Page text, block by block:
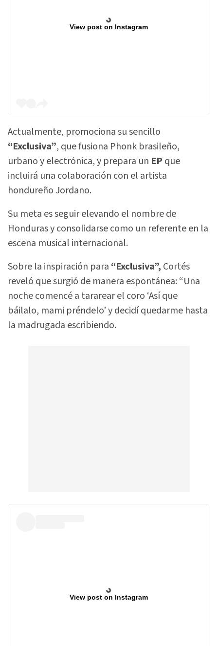
View post on Instagram
Actualmente, promociona su sencillo
“Exclusiva”, que fusiona Phonk brasileño,
urbano y electrónica, y prepara un EP que
incluirá una colaboración con el artista
hondureño Jordano.
Su meta es seguir elevando el nombre de
Honduras y consolidarse como un referente en la
escena musical internacional.
Sobre la inspiración para “Exclusiva”, Cortés
reveló que surgió de manera espontánea: “Una
noche comencé a tararear el coro ‘Así que
báilalo, mami préndelo’ y decidí quedarme hasta
la madrugada escribiendo.
View post on Instagram